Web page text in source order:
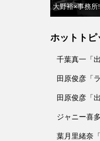
大野裕×事務所
ホットトピ
千葉真一「
田原俊彦「
田原俊彦「
ジャニー喜
葉月里緒奈